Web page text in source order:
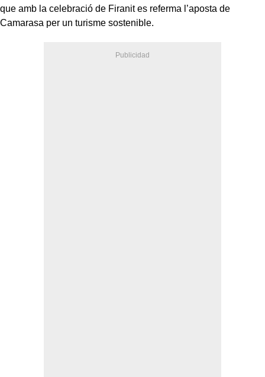
que amb la celebració de Firanit es referma l’aposta de
Camarasa per un turisme sostenible.